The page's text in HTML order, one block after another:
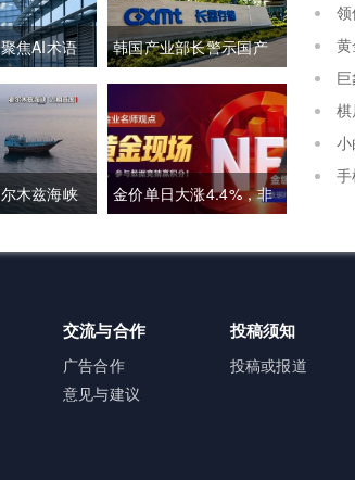
焦AI术语
中文科技
全球科技
韩国产业部长警示国产
存储龙头面临追赶压
力，忌惮国内大举布局
半导体，呼吁加码本土
资本投入避免优势流失
木兹海峡
曼双边磋
取决于美
金价单日大涨4.4%，非
系列
围战
交流与合作
广告合作
意见与建议
投稿须知
投稿或报道